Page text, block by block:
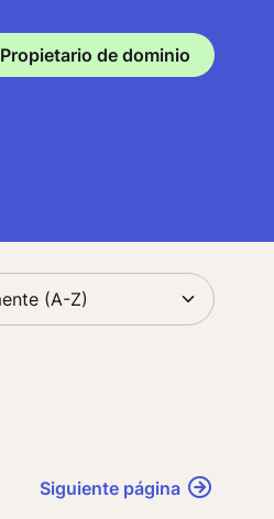
Propietario de dominio
Siguiente página